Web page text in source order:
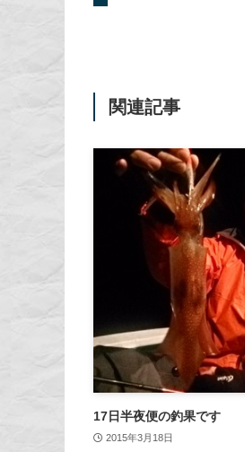
関連記事
17日半夜便の釣果です
2015年3月18日